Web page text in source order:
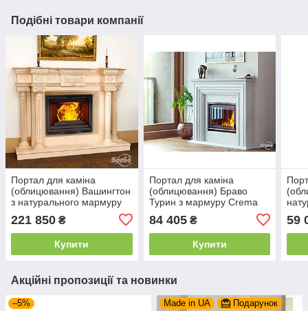
Подібні товари компанії
Портал для каміна
(облицювання) Вашингтон
з натурального мармуру
221 850 ₴
Купити
Портал для каміна
(облицювання) Браво
Турин з мармуру Crema
84 405₴
Купити
59
Акційні пропозиції та новинки
–5% Made in UA Подарунок